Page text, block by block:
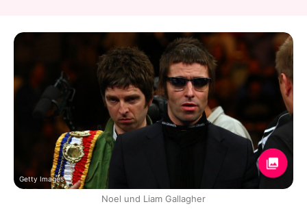
Getty Images
Noel und Liam Gallagher